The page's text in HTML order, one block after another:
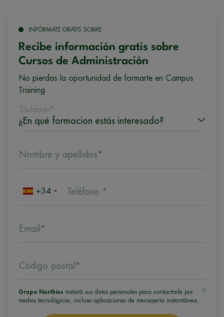
INFÓRMATE GRATIS SOBRE
Recibe información gratis sobre
Cursos de Administración
No pierdas la oportunidad de formarte en Campus
Training
Titulación*
Nombre y apellidos*
+34 Teléfono *
Email*
Código postal*
Grupo Northius tratará sus datos personales para contactarle por
medios tecnológicos, incluso aplicaciones de mensajería instantánea,